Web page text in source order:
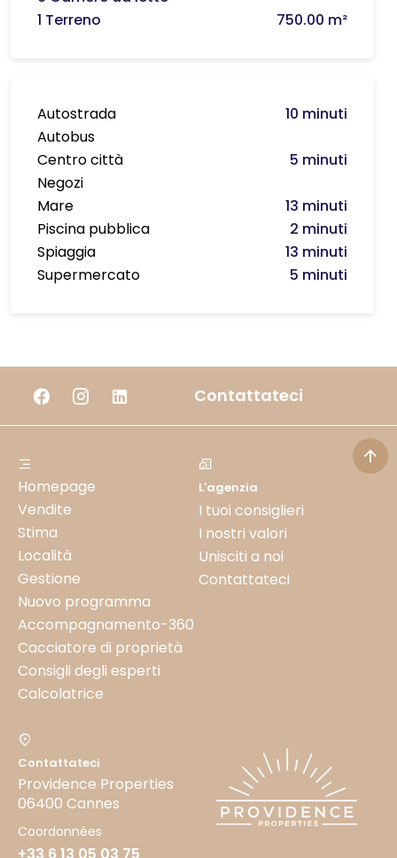
1 Terreno
750.00 m²
Autostrada
10 minuti
Autobus
Centro città
5 minuti
Negozi
Mare
13 minuti
Piscina pubblica
2 minuti
Spiaggia
13 minuti
Supermercato
5 minuti
Contattateci
Homepage
Vendite
Stima
Località
Gestione
Nuovo programma
Accompagnamento-360
Cacciatore di proprietà
Consigli degli esperti
Calcolatrice
L'agenzia
I tuoi consiglieri
I nostri valori
Unisciti a noi
Contattateci
Contattateci
Providence Properties
06400 Cannes
Coordonnées